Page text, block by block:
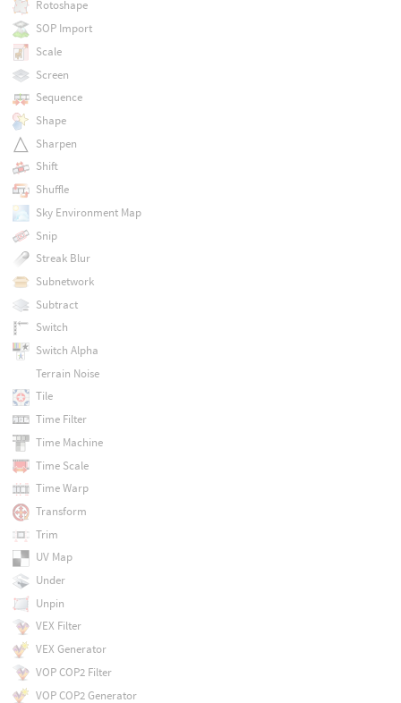
Rotoshape
SOP Import
Scale
Screen
Sequence
Shape
Sharpen
Shift
Shuffle
Sky Environment Map
Snip
Streak Blur
Subnetwork
Subtract
Switch
Switch Alpha
Terrain Noise
Tile
Time Filter
Time Machine
Time Scale
Time Warp
Transform
Trim
UV Map
Under
Unpin
VEX Filter
VEX Generator
VOP COP2 Filter
VOP COP2 Generator